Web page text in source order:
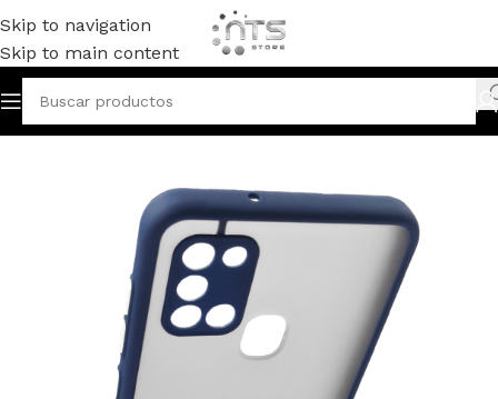
Skip to navigation
Skip to main content
Inicio ACCESORIOS DE TECNOLOGIA